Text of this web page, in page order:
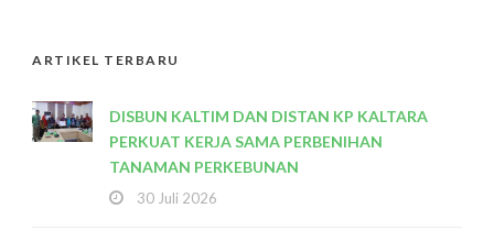
ARTIKEL TERBARU
DISBUN KALTIM DAN DISTAN KP KALTARA
PERKUAT KERJA SAMA PERBENIHAN
TANAMAN PERKEBUNAN
30 Juli 2026